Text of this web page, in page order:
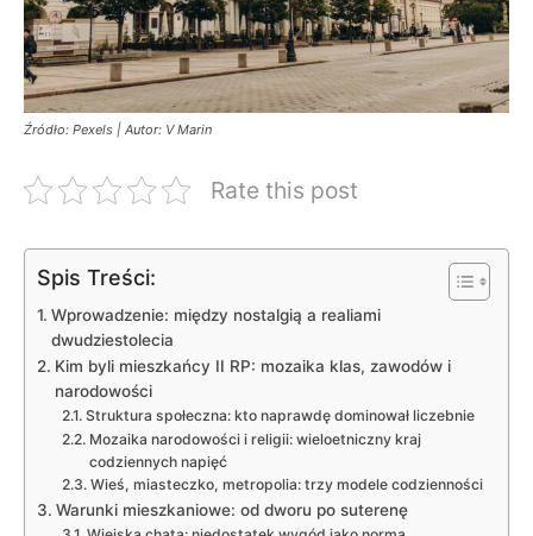
Źródło: Pexels | Autor: V Marin
Rate this post
Spis Treści:
Wprowadzenie: między nostalgią a realiami
dwudziestolecia
Kim byli mieszkańcy II RP: mozaika klas, zawodów i
narodowości
Struktura społeczna: kto naprawdę dominował liczebnie
Mozaika narodowości i religii: wieloetniczny kraj
codziennych napięć
Wieś, miasteczko, metropolia: trzy modele codzienności
Warunki mieszkaniowe: od dworu po suterenę